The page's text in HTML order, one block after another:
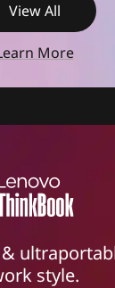
View All
More
style.